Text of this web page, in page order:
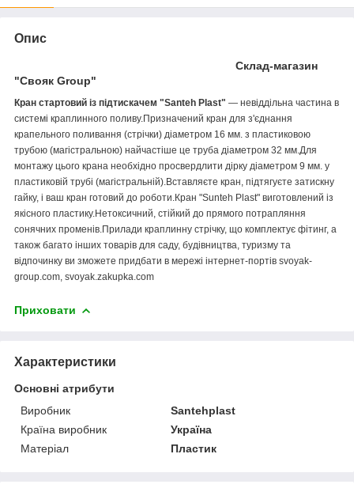
Опис
Склад-магазин
"Свояк Group"
Кран стартовий із підтискачем "Santeh Plast" — невіддільна частина в
системі краплинного поливу.Призначений кран для з'єднання
крапельного поливання (стрічки) діаметром 16 мм. з пластиковою
трубою (магістральною) найчастіше це труба діаметром 32 мм.Для
монтажу цього крана необхідно просвердлити дірку діаметром 9 мм. у
пластиковій трубі (магістральній).Вставляєте кран, підтягуєте затискну
гайку, і ваш кран готовий до роботи.Кран "Sunteh Plast" виготовлений із
якісного пластику.Нетоксичний, стійкий до прямого потрапляння
сонячних променів.Прилади краплинну стрічку, що комплектує фітинг, а
також багато інших товарів для саду, будівництва, туризму та
відпочинку ви зможете придбати в мережі інтернет-портів svoyak-
group.com, svoyak.zakupka.com
Приховати
Характеристики
Основні атрибути
Виробник
Santehplast
Країна виробник
Україна
Матеріал
Пластик